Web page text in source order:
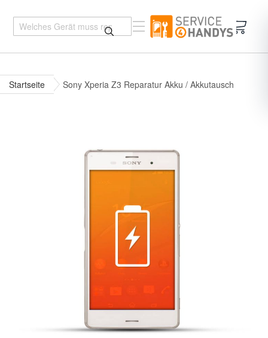
Startseite Sony Xperia Z3 Reparatur Akku / Akkutausch